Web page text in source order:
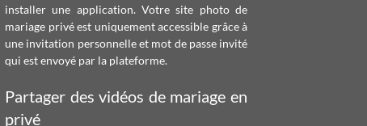
installer une application.Votre site photo de
mariage privéest uniquement accessible grâce à
une invitation personnelle et mot de passe invité
qui est envoyé par la plateforme.
Partager des vidéos de mariage en
privé